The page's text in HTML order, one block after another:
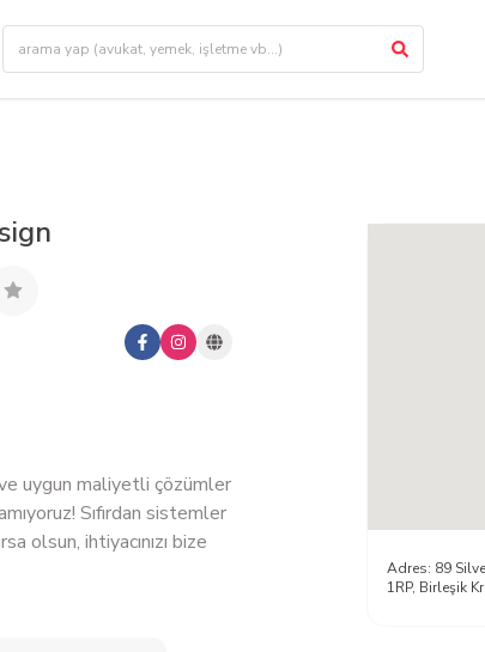
uygun maliyetli çözümler
Sıfırdan sistemler
olsun, ihtiyacınızı bize
Adres: 89
1RP, Birleşik